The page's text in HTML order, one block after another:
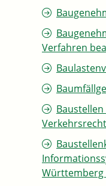
Verfahren
Württemberg